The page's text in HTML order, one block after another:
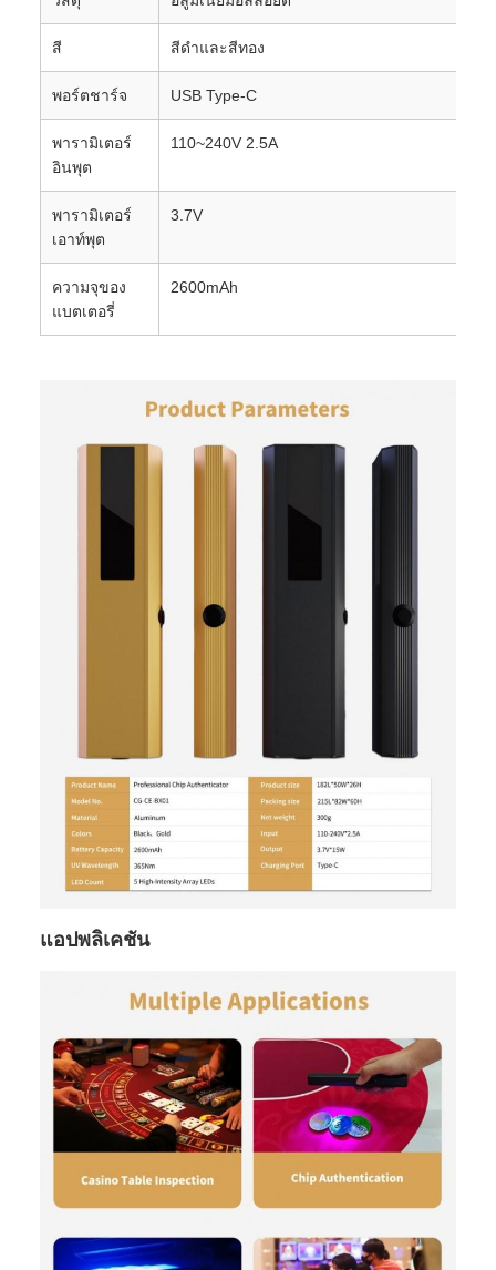
สี สีดำและสีทอง
พอร์ตชาร์จ USB Type-C
พารามิเตอร์
อินพุต
110~240V 2.5A
พารามิเตอร์
เอาท์พุต
3.7V
ความจุของ
แบตเตอรี่
2600mAh
แอปพลิเคชัน